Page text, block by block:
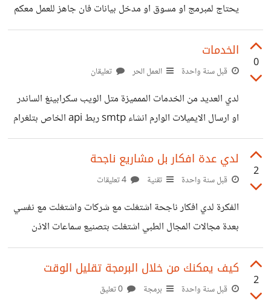
يحتاج لمبرمج او مسوق او مدخل بيانات فان جاهز للعمل معكم
وبدوام كامل
0
الخدمات
قبل سنة واحدة العمل الحر تعليقان
لدي العديد من الخدمات الممميزة متل الويب سكرابينغ الساندر
او ارسال الايميلات الوارم انشاء smtp ربط api الخاص بتلغرام
مع تطبيق تلغرام انشاء بوت واتساب عن طريق تويلو api بس
مافي زباين وايضا خمسات لايقبل خدماتي ابدا ماالحل
2
لدي عدة افكار بل مشاريع ناجحة
قبل سنة واحدة تقنية
الفكرة لدي افكار ناجحة اشتغلت مع شركات واشتغلت مع نفسي
بعدة مجالات المجال الطبي اشتغلت بتصنيع سماعات الاذن
الذكية اشتغلت بمجال الايميلات المهم هل هناك من يستطيع
دعمي ماليا وان بخبرتي .
2
كيف يمكنك من خلال البرمجة تقليل الوقت
قبل سنة واحدة برمجة